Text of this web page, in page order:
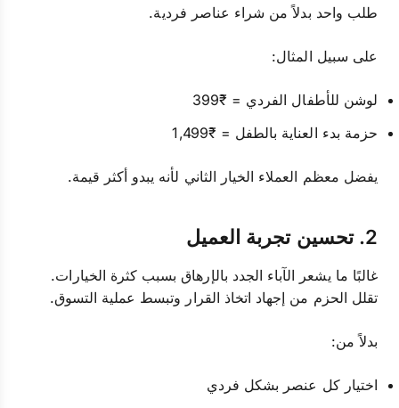
طلب واحد بدلاً من شراء عناصر فردية.
على سبيل المثال:
لوشن للأطفال الفردي = ₹399
حزمة بدء العناية بالطفل = ₹1,499
يفضل معظم العملاء الخيار الثاني لأنه يبدو أكثر قيمة.
2. تحسين تجربة العميل
غالبًا ما يشعر الآباء الجدد بالإرهاق بسبب كثرة الخيارات.
تقلل الحزم من إجهاد اتخاذ القرار وتبسط عملية التسوق.
بدلاً من:
اختيار كل عنصر بشكل فردي